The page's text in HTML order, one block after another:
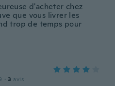
d'acheter chez
que vous livrer les
trop de temps pour
· 3 avis